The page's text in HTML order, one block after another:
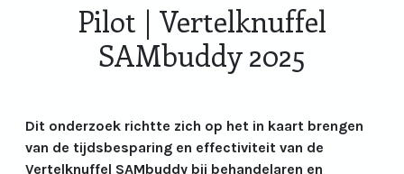
Pilot | Vertelknuffel
SAMbuddy 2025
Dit onderzoek richtte zich op het in kaart brengen
van de tijdsbesparing en effectiviteit van de
Vertelknuffel SAMbuddy bij behandelaren en